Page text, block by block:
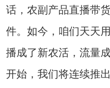
话，农副产品直播带
件。如今，咱们天天
播成了新农活，流量
开始，我们将连续推